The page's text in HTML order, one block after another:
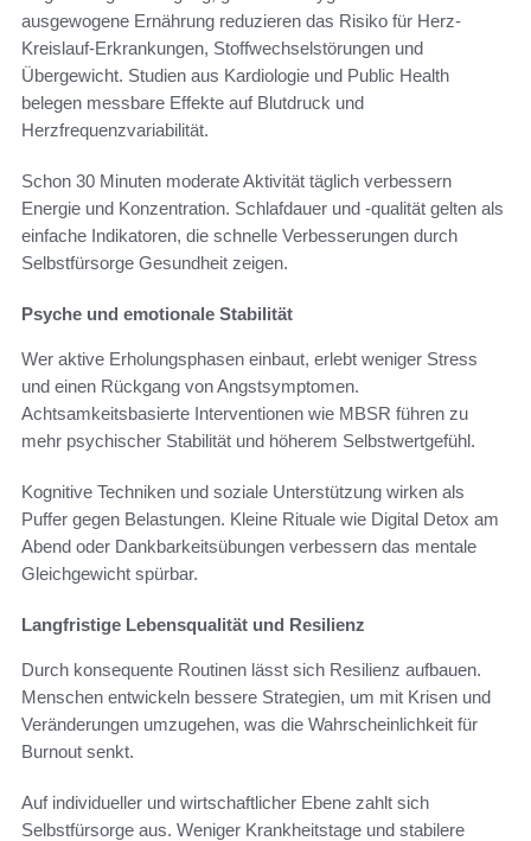
ausgewogene Ernährung reduzieren das Risiko für Herz-
Kreislauf-Erkrankungen, Stoffwechselstörungen und
Übergewicht. Studien aus Kardiologie und Public Health
belegen messbare Effekte auf Blutdruck und
Herzfrequenzvariabilität.
Schon 30 Minuten moderate Aktivität täglich verbessern
Energie und Konzentration. Schlafdauer und -qualität gelten als
einfache Indikatoren, die schnelle Verbesserungen durch
Selbstfürsorge Gesundheit zeigen.
Psyche und emotionale Stabilität
Wer aktive Erholungsphasen einbaut, erlebt weniger Stress
und einen Rückgang von Angstsymptomen.
Achtsamkeitsbasierte Interventionen wie MBSR führen zu
mehr psychischer Stabilität und höherem Selbstwertgefühl.
Kognitive Techniken und soziale Unterstützung wirken als
Puffer gegen Belastungen. Kleine Rituale wie Digital Detox am
Abend oder Dankbarkeitsübungen verbessern das mentale
Gleichgewicht spürbar.
Langfristige Lebensqualität und Resilienz
Durch konsequente Routinen lässt sich Resilienz aufbauen.
Menschen entwickeln bessere Strategien, um mit Krisen und
Veränderungen umzugehen, was die Wahrscheinlichkeit für
Burnout senkt.
Auf individueller und wirtschaftlicher Ebene zahlt sich
Selbstfürsorge aus. Weniger Krankheitstage und stabilere